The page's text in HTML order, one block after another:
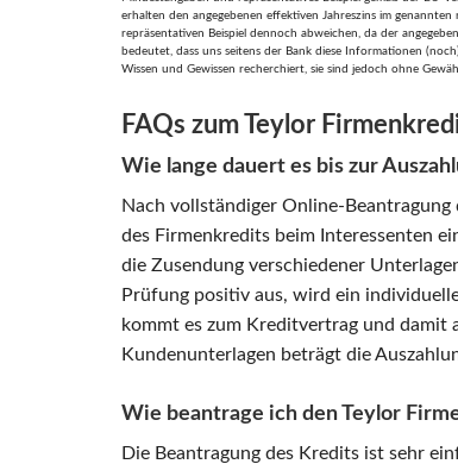
erhalten den angegebenen effektiven Jahreszins im
repräsentativen Beispiel dennoch abweichen, da der
bedeutet, dass uns seitens der Bank diese Informationen
Wissen und Gewissen recherchiert, sie sind jedoch ohne
FAQs zum Teylor
Wie lange dauert es bis zur
Nach vollständiger Online-
des Firmenkredits beim Interessenten
die Zusendung verschiedener
Prüfung positiv aus, wird ein
kommt es zum Kreditvertrag und damit
Kundenunterlagen beträgt die
Wie beantrage ich den Teylor
Die Beantragung des Kredits ist sehr